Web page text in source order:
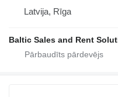
Latvija, Rīga
Baltic Sales and Rent